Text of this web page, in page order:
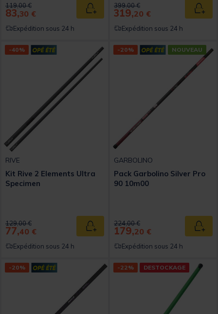
Price reduced from
119,00 €to
83,30 € Ajouter au panier
Expédition sous 24 h
Price reduced from
399,00 €to
319,20 €
Expédition sous 24 h
-40%
RIVE
Kit Rive 2 Elements Ultra
Specimen
Price reduced from
129,00 €to
77,40 € Ajouter au panier
Expédition sous 24 h
-20% NOUVEAU
GARBOLINO
Pack Garbolino Silver Pro
90 10m00
Price reduced from
224,00 €to
179,20 €
Expédition sous 24 h
-20% -22% DESTOCKAGE